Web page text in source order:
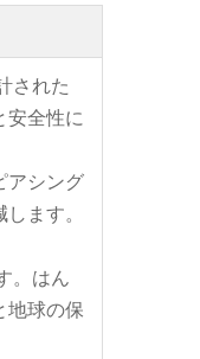
された
安全性に
アシング
ます。
。はん
地球の保